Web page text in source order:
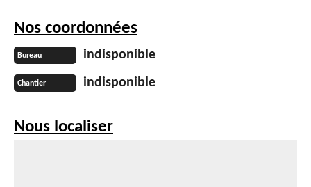
Nos coordonnées
Bureau indisponible
Chantier indisponible
Nous localiser